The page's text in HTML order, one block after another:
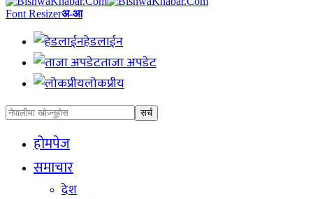
Font Resizerअ-आ
हेडलाईन
ताजा अपडेट
लोकप्रीय
होमपेज
समाचार
देश